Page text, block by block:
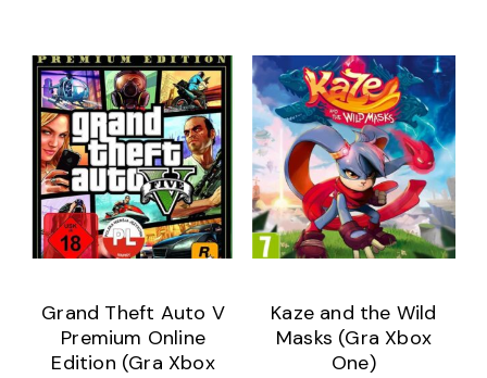
Grand Theft Auto V
Premium Online
Edition (Gra Xbox
Kaze and the Wild
Masks (Gra Xbox
One)